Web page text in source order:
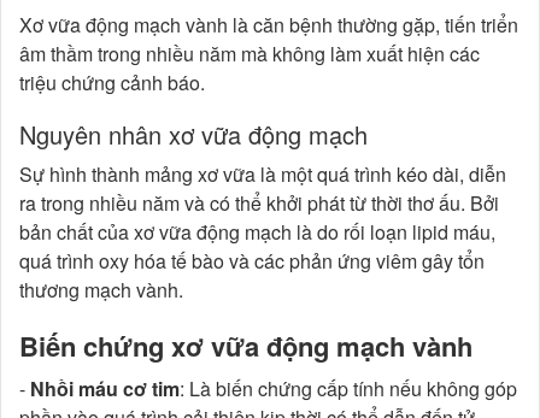
Xơ vữa động mạch vành là căn bệnh thường gặp, tiến triển
âm thầm trong nhiều năm mà không làm xuất hiện các
triệu chứng cảnh báo.
Nguyên nhân xơ vữa động mạch
Sự hình thành mảng xơ vữa là một quá trình kéo dài, diễn
ra trong nhiều năm và có thể khởi phát từ thời thơ ấu. Bởi
bản chất của xơ vữa động mạch là do rối loạn lipid máu,
quá trình oxy hóa tế bào và các phản ứng viêm gây tổn
thương mạch vành.
Biến chứng xơ vữa động mạch vành
- Nhồi máu cơ tim: Là biến chứng cấp tính nếu không góp